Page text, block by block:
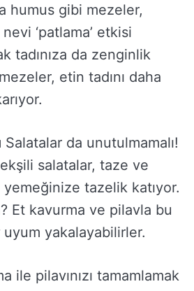
humus gibi mezeler,
‘patlama’ etkisi
tadınıza da zenginlik
etin tadını daha
Salatalar da unutulmamalı!
salatalar, taze ve
yemeğinize tazelik katıyor.
Et kavurma ve pilavla bu
yakalayabilirler.
ile pilavınızı tamamlamak